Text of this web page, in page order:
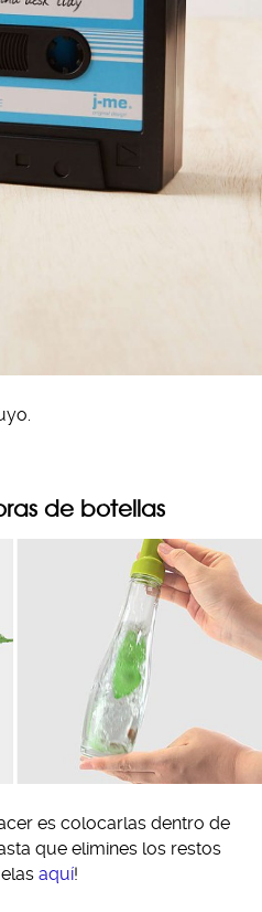
de botellas
es colocarlas dentro de
que elimines los restos
aquí!